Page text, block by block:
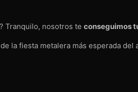
Tranquilo, nosotros te conseguimos
la fiesta metalera más esperada del